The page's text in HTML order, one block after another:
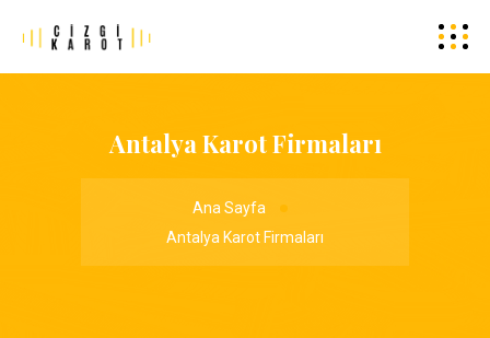
Antalya Karot Firmaları
Ana Sayfa
Antalya Karot Firmaları